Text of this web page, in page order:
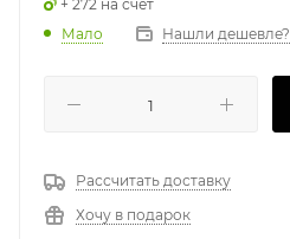
+ 272 на счет
Мало
Нашли дешевле?
Рассчитать доставку
Хочу в подарок